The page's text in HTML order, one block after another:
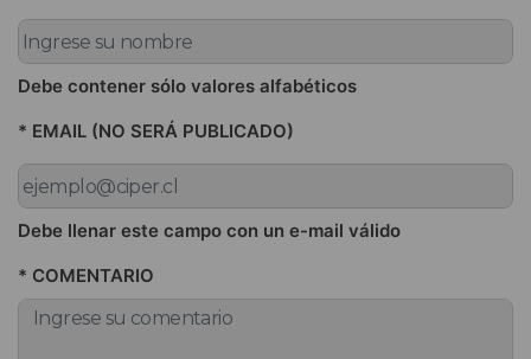
Debe contener sólo valores alfabéticos
* EMAIL (NO SERÁ PUBLICADO)
Debe llenar este campo con un e-mail válido
* COMENTARIO